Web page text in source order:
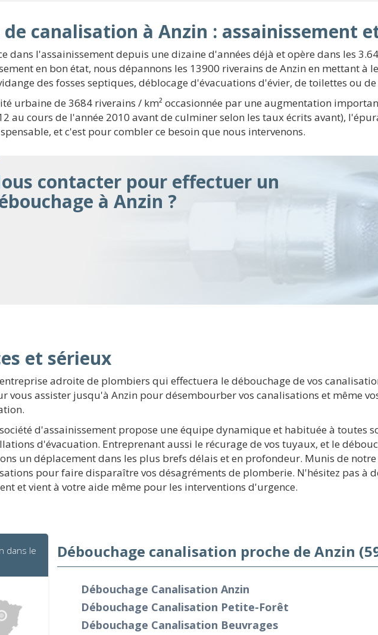
de canalisation à Anzin : assainissement
dans l'assainissement depuis une dizaine d'années déjà et opère dans les
en bon état, nous dépannons les 13900 riverains de Anzin en mettant à
des fosses septiques, déblocage d'évacuations d'évier, de toilettes ou
urbaine de 3684 riverains / km² occasionnée par une augmentation
au cours de l'année 2010 avant de culminer selon les taux écrits avant),
et c'est pour combler ce besoin que nous intervenons.
contacter pour effectuer un
à Anzin ?
et sérieux
adroite de plombiers qui effectuera le débouchage de vos
vous assister jusqu'à Anzin pour désembourber vos canalisations et même
d'assainissement propose une équipe dynamique et habituée à toutes
d'évacuation. Entreprenant aussi le récurage de vos tuyaux, et le
un déplacement dans les plus brefs délais et en profondeur. Munis de
pour faire disparaître vos désagréments de plomberie. N'hésitez pas à
et vient à votre aide même pour les interventions d'urgence.
dans le
Débouchage canalisation proche de Anzin
Débouchage Canalisation Anzin
Débouchage Canalisation Petite-Forêt
Débouchage Canalisation Beuvrages